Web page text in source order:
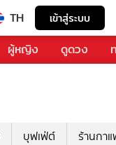
TH เข้าสู่ระบบ
ผู้หญิง ดูดวง
บุฟเฟ่ต์ ร้านกา